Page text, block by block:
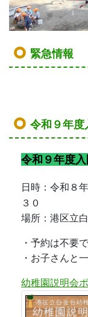
緊急情報
令和９年度
令和９年度入
日時：令和８
３０
場所：港区立
・予約は不要で
・お子さんと
幼稚園説明会